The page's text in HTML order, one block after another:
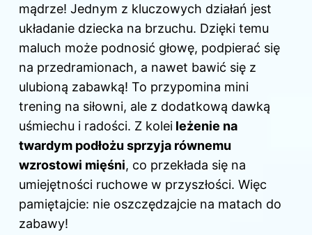
mądrze! Jednym z kluczowych działań jest
układanie dziecka na brzuchu. Dzięki temu
maluch może podnosić głowę, podpierać się
na przedramionach, a nawet bawić się z
ulubioną zabawką! To przypomina mini
trening na siłowni, ale z dodatkową dawką
uśmiechu i radości. Z kolei leżenie na
twardym podłożu sprzyja równemu
wzrostowi mięśni, co przekłada się na
umiejętności ruchowe w przyszłości. Więc
pamiętajcie: nie oszczędzajcie na matach do
zabawy!